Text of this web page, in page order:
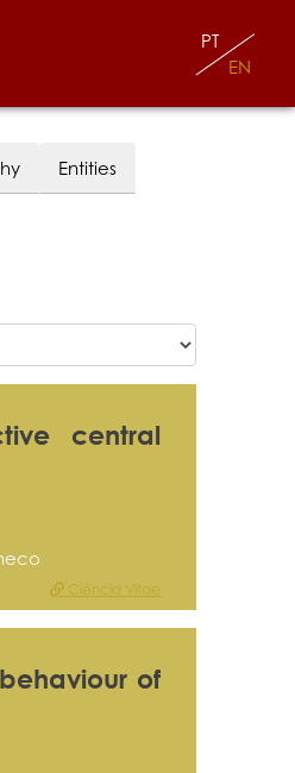
EN
PT
Entities
central
Ciência Vitae
of